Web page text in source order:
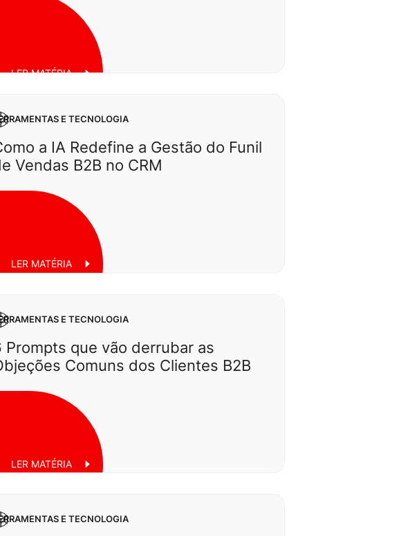
LER MATÉRIA
E TECNOLOGIA
a IA Redefine a Gestão do Funil
Vendas B2B no CRM
LER MATÉRIA
04 de julho de 2025
E TECNOLOGIA
Prompts que vão derrubar as
Comuns dos Clientes B2B
LER MATÉRIA
E TECNOLOGIA